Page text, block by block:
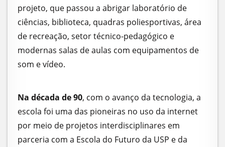
projeto, que passou a abrigar laboratório de
ciências, biblioteca, quadras poliesportivas, área
de recreação, setor técnico-pedagógico e
modernas salas de aulas com equipamentos de
som e vídeo.
Na década de 90, com o avanço da tecnologia, a
escola foi uma das pioneiras no uso da internet
por meio de projetos interdisciplinares em
parceria com a Escola do Futuro da USP e da